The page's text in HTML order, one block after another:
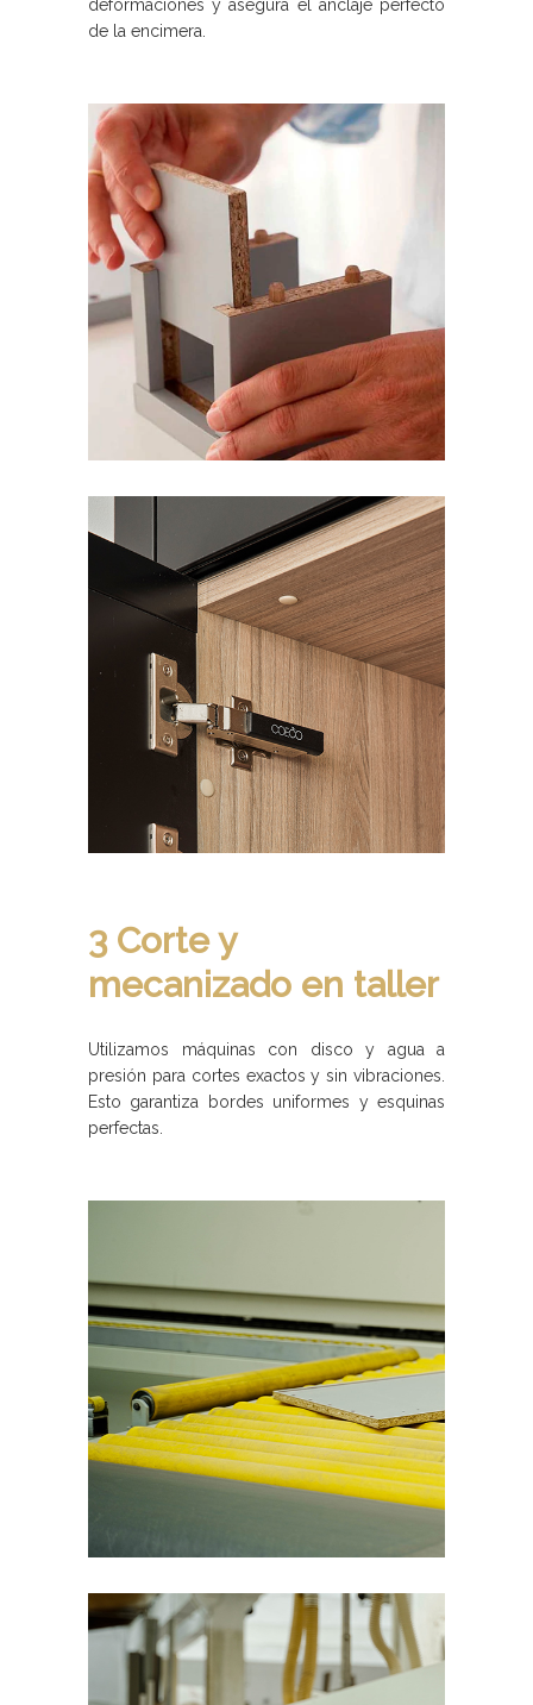
deformaciones y asegura el anclaje perfecto
de la encimera.
3 Corte y
mecanizado en taller
Utilizamos máquinas con disco y agua a
presión para cortes exactos y sin vibraciones.
Esto garantiza bordes uniformes y esquinas
perfectas.